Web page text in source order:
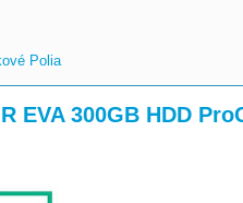
Polia
EVA 300GB HDD